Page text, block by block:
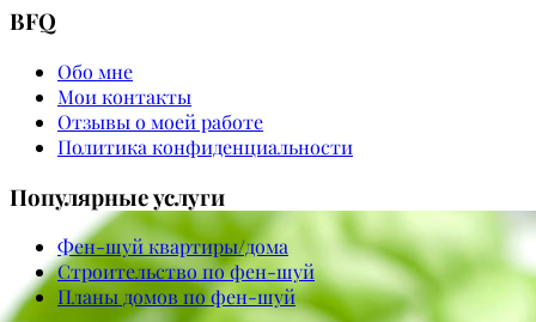
BFQ
Обо мне
Мои контакты
Отзывы о моей работе
Политика конфиденциальности
Популярные услуги
Фен-шуй квартиры/дома
Строительство по фен-шуй
Планы домов по фен-шуй